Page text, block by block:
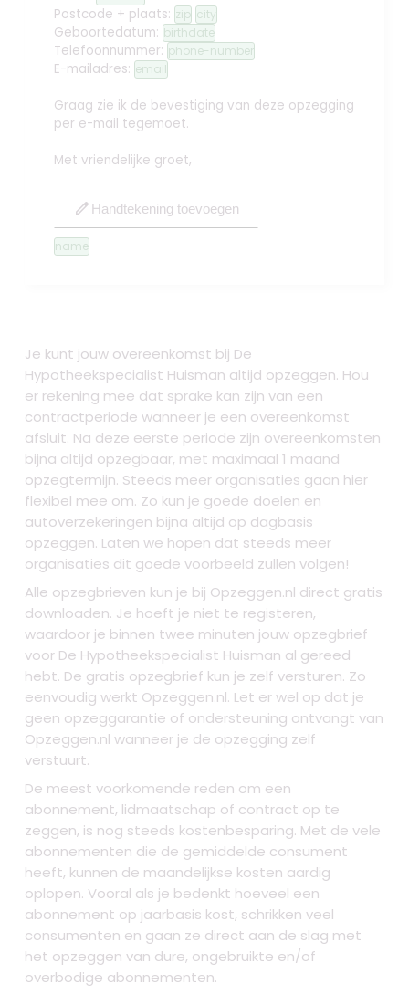
Postcode + plaats: zip city
Geboortedatum: birthdate
Telefoonnummer: phone-number
E-mailadres: email
Graag zie ik de bevestiging van deze opzegging
per e-mail tegemoet.
Met vriendelijke groet,
edit Handtekening toevoegen
name
Je kunt jouw overeenkomst bij De
Hypotheekspecialist Huisman altijd opzeggen. Hou
er rekening mee dat sprake kan zijn van een
contractperiode wanneer je een overeenkomst
afsluit. Na deze eerste periode zijn overeenkomsten
bijna altijd opzegbaar, met maximaal 1 maand
opzegtermijn. Steeds meer organisaties gaan hier
flexibel mee om. Zo kun je goede doelen en
autoverzekeringen bijna altijd op dagbasis
opzeggen. Laten we hopen dat steeds meer
organisaties dit goede voorbeeld zullen volgen!
Alle opzegbrieven kun je bij Opzeggen.nl direct gratis
downloaden. Je hoeft je niet te registeren,
waardoor je binnen twee minuten jouw opzegbrief
voor De Hypotheekspecialist Huisman al gereed
hebt. De gratis opzegbrief kun je zelf versturen. Zo
eenvoudig werkt Opzeggen.nl. Let er wel op dat je
geen opzeggarantie of ondersteuning ontvangt van
Opzeggen.nl wanneer je de opzegging zelf
verstuurt.
De meest voorkomende reden om een
abonnement, lidmaatschap of contract op te
zeggen, is nog steeds kostenbesparing. Met de vele
abonnementen die de gemiddelde consument
heeft, kunnen de maandelijkse kosten aardig
oplopen. Vooral als je bedenkt hoeveel een
abonnement op jaarbasis kost, schrikken veel
consumenten en gaan ze direct aan de slag met
het opzeggen van dure, ongebruikte en/of
overbodige abonnementen.